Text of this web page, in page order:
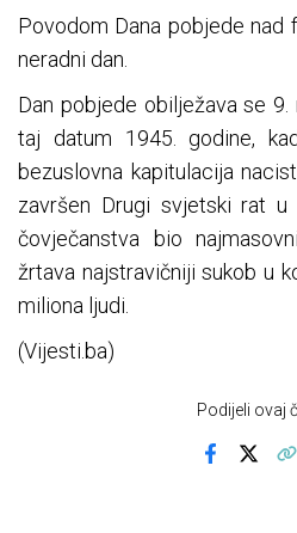
Povodom Dana pobjede nad
neradni dan.
Dan pobjede obilježava se 9.
taj datum 1945. godine,
bezuslovna kapitulacija
završen Drugi svjetski rat
čovječanstva bio
žrtava najstravičniji sukob u
miliona ljudi.
(Vijesti.ba)
Podijeli ovaj
Facebook